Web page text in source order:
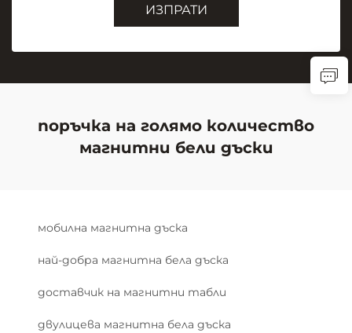
ИЗПРАТИ
поръчка на голямо количество
магнитни бели дъски
мобилна магнитна дъска
най-добра магнитна бела дъска
доставчик на магнитни табли
двулицева магнитна бела дъска